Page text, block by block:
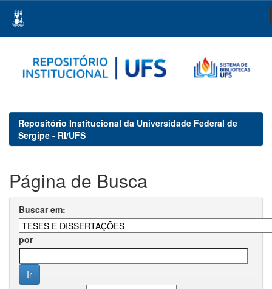
navigation
Repositório Institucional da Universidade Federal de
Sergipe - RI/UFS
Página de Busca
Buscar em:
por